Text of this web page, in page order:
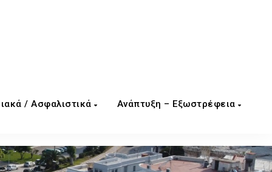
/ Ασφαλιστικά Ανάπτυξη – Εξωστρέφεια